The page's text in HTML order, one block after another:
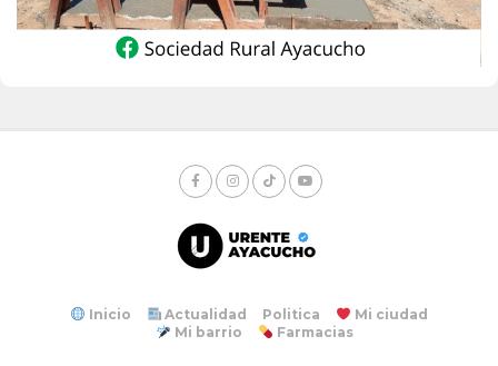
Inicio Actualidad Politica
Mi ciudad
Mi barrio
Farmacias